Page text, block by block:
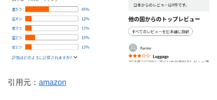
引用元： amazon